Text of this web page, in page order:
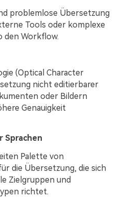
problemlose Übersetzung
Tools oder komplexe
den Workflow.
(Optical Character
nicht editierbarer
oder Bildern
Genauigkeit
Sprachen
Palette von
die Übersetzung, die sich
Zielgruppen und
richtet.